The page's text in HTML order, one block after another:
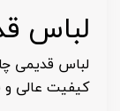
لباس
لباس قدیمی
کیفیت عالی و